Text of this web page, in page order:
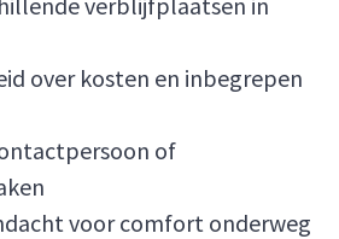
over kosten en inbegrepen
of
voor comfort onderweg